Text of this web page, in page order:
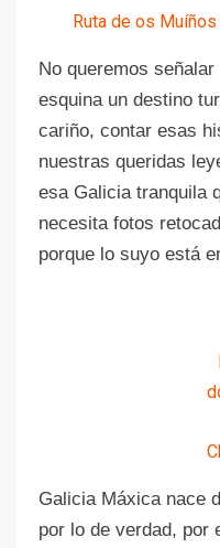
Ruta de os
No queremos
esquina un destino
cariño, contar esas
nuestras queridas
esa Galicia tranquila
necesita fotos
porque lo suyo está
Galicia Máxica nace
por lo de verdad, por